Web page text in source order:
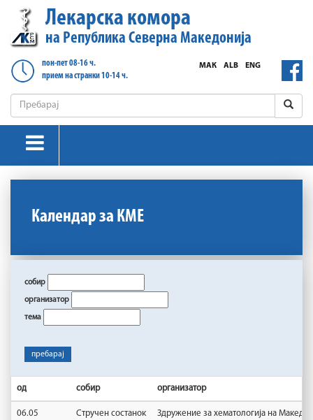
Лекарска комора
на Република Северна Македонија
пон-пет 08-16 ч.
прием на странки 10-14 ч.
ENG
ALB
МАК
Календар за КМЕ
собир
организатор
тема
пребарај
од собир организатор
06.05
Стручен состанок Здружение за хематологија на